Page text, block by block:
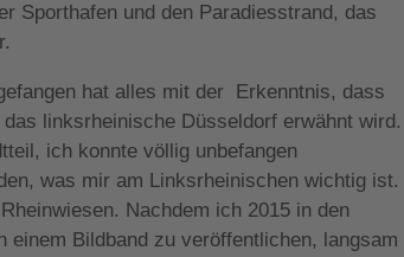
Sporthafen und den Paradiesstrand, das
hat alles mit der Erkenntnis, dass
linksrheinische Düsseldorf erwähnt wird.
ich konnte völlig unbefangen
was mir am Linksrheinischen wichtig ist.
Nachdem ich 2015 in den
einem Bildband zu veröffentlichen, langsam